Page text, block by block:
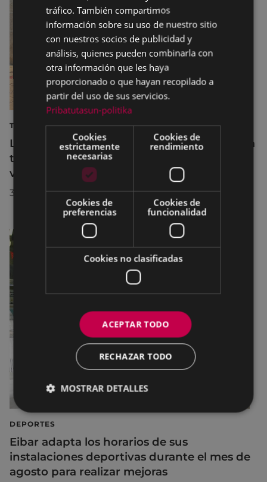
TURISMO
La diputada Azahara Domínguez destaca la
transformación turística de Eibar en su
visita a la localidad
30/07/2026
DEPORTES
Eibar adapta los horarios de sus
instalaciones deportivas durante el mes de
agosto para realizar mejoras
tráfico. También compartimos
información sobre su uso de nuestro sitio
con nuestros socios de publicidad y
análisis, quienes pueden combinarla con
otra información que les haya
proporcionado o que hayan recopilado a
partir del uso de sus servicios.
Pribatutasun-politika
Cookies
estrictamente
necesarias
Cookies de
rendimiento
Cookies de
preferencias
Cookies de
funcionalidad
Cookies no clasificadas
ACEPTAR TODO
RECHAZAR TODO
MOSTRAR DETALLES